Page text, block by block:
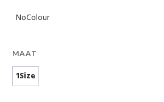
NoColour
MAAT
1Size